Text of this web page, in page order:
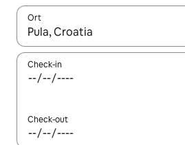
Ort
Wenn Ergebnisse verfügbar sind,
Check-in
Check-out